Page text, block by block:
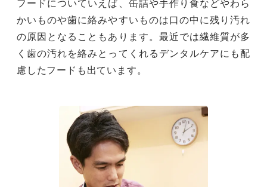
フードについていえば、缶詰や手作り食などやわら
かいものや歯に絡みやすいものは口の中に残り汚れ
の原因となることもあります。最近では繊維質が多
く歯の汚れを絡みとってくれるデンタルケアにも配
慮したフードも出ています。